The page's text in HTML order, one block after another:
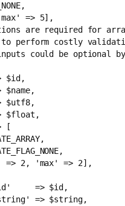
=> 5],
are required for
perform costly
could be optional
$id,
$name,
$utf8,
$float,
[
=> 2, 'max' => 2],
=> $id,
=> $string,